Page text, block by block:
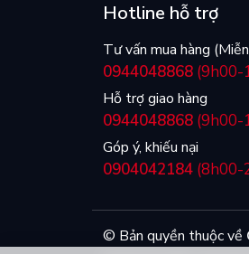
Hotline hỗ trợ
Tư vấn mua hàng
0944048868 (9h00-
Hỗ trợ giao hàng
0944048868 (9h00-
Góp ý, khiếu nại
0904042184 (8h00-
© Bản quyền thuộc về